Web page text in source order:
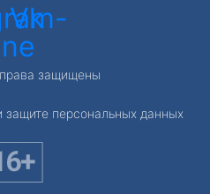
Vk
защищены
персональных данных